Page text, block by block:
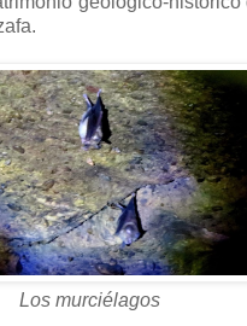
Los murciélagos